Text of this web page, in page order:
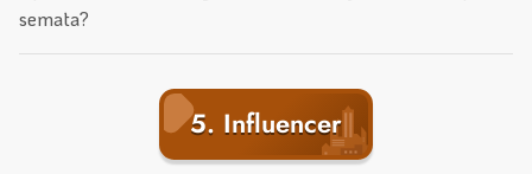
semata?
5. Influencer